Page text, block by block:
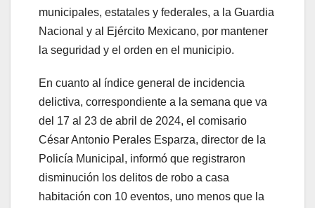
municipales, estatales y federales, a la Guardia
Nacional y al Ejército Mexicano, por mantener
la seguridad y el orden en el municipio.
En cuanto al índice general de incidencia
delictiva, correspondiente a la semana que va
del 17 al 23 de abril de 2024, el comisario
César Antonio Perales Esparza, director de la
Policía Municipal, informó que registraron
disminución los delitos de robo a casa
habitación con 10 eventos, uno menos que la